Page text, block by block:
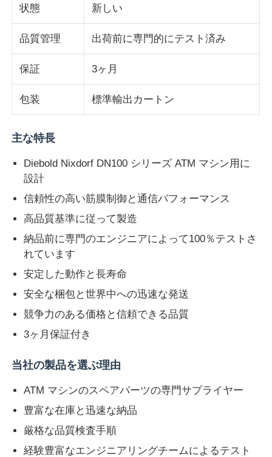
品質管理
お問い合わせ
ニュース
すべての場合
見積依頼
ダイボルド ATM部品
NCR ATM 部品
ハヨサンATM部品
フジツーATM部品
GRG自動支払機の部品
状態 新しい
品質管理 出荷前に専門的にテスト済み
保証 3ヶ月
包装 標準輸出カートン
主な特長
Diebold Nixdorf DN100 シリーズ ATM マシン用に
設計
信頼性の高い筋膜制御と通信パフォーマンス
高品質基準に従って製造
納品前に専門のエンジニアによって100％テストさ
れています
安定した動作と長寿命
安全な梱包と世界中への迅速な発送
競争力のある価格と信頼できる品質
3ヶ月保証付き
当社の製品を選ぶ理由
ATM マシンのスペアパーツの専門サプライヤー
豊富な在庫と迅速な納品
厳格な品質検査手順
経験豊富なエンジニアリングチームによるテスト